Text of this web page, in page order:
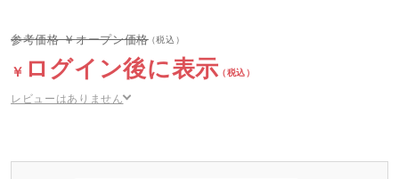
オープン価格
ログイン後に表示
レビューはありません